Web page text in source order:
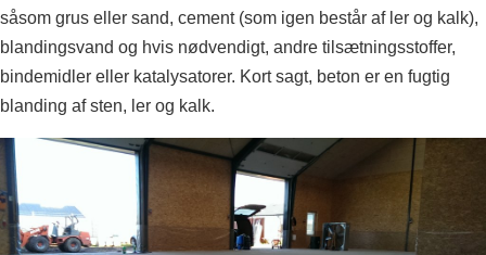
såsom grus eller sand, cement (som igen består af ler og kalk),
blandingsvand og hvis nødvendigt, andre tilsætningsstoffer,
bindemidler eller katalysatorer. Kort sagt, beton er en fugtig
blanding af sten, ler og kalk.